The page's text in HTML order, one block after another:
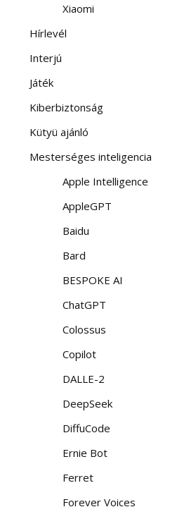
Xiaomi
Hírlevél
Interjú
Játék
Kiberbiztonság
Kütyü ajánló
Mesterséges inteligencia
Apple Intelligence
AppleGPT
Baidu
Bard
BESPOKE AI
ChatGPT
Colossus
Copilot
DALLE-2
DeepSeek
DiffuCode
Ernie Bot
Ferret
Forever Voices